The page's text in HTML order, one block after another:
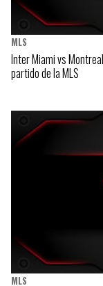
MLS
Inter Miami vs
partido de la MLS
MLS